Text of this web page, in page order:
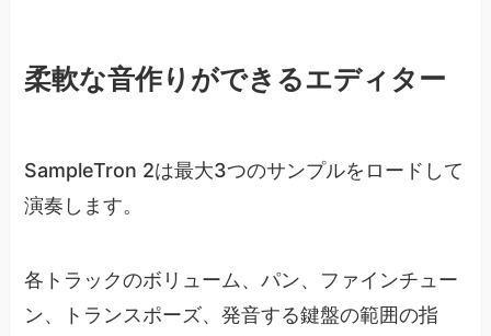
柔軟な音作りができるエディター
SampleTron 2は最大3つのサンプルをロードして
演奏します。
各トラックのボリューム、パン、ファインチュー
ン、トランスポーズ、発音する鍵盤の範囲の指